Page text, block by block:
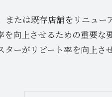
または既存店舗をリニュ
を向上させるための重要
ターがリピート率を向上